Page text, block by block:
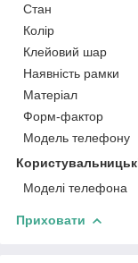
Стан
Колір
Клейовий шар
Наявність рамки
Матеріал
Форм-фактор
Модель телефону
Моделі телефона
Приховати